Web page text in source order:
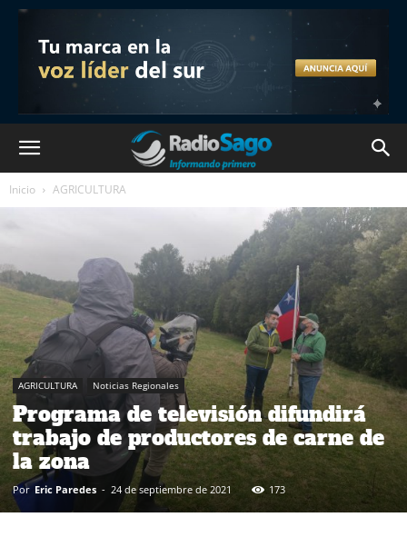
Inicio AGRICULTURA
AGRICULTURA Noticias Regionales
Programa de televisión difundirá
trabajo de productores de carne de
la zona
Por Eric Paredes - 24 de septiembre de 2021 173